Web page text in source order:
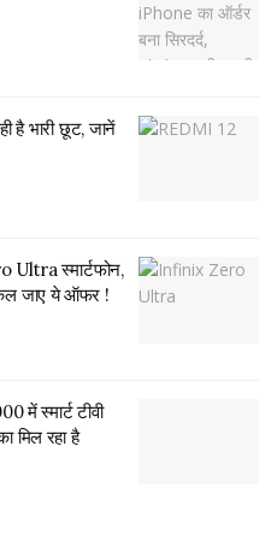
बैंक कार्ड्स पर 10% तक की
स्मार्टफोन को एक्सचेंज करने पर
खासकर पुराने iPhone या Redmi
साफ है कि पॉपुलर डिवाइसेस
रखें ध्यान
है भारी छूट, जानें
स्मार्टफोन,
जाए ये ऑफर !
में स्मार्ट टीवी
मिल रहा है